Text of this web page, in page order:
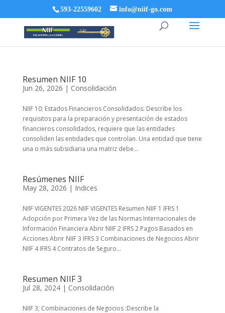
593-22559602 info@niif-go.com
Resumen NIIF 10
Jun 26, 2026 | Consolidación
NIIF 10; Estados Financieros Consolidados: Describe los
requisitos para la preparación y presentación de estados
financieros consolidados, requiere que las entidades
consoliden las entidades que controlan. Una entidad que tiene
una o más subsidiaria una matriz debe...
Resúmenes NIIF
May 28, 2026 | Indices
NIIF VIGENTES 2026 NIIF VIGENTES Resumen NIIF 1 IFRS 1
Adopción por Primera Vez de las Normas Internacionales de
Información Financiera Abrir NIIF 2 IFRS 2 Pagos Basados en
Acciones Abrir NIIF 3 IFRS 3 Combinaciones de Negocios Abrir
NIIF 4 IFRS 4 Contratos de Seguro...
Resumen NIIF 3
Jul 28, 2024| Consolidación
NIIF 3; Combinaciones de Negocios :Describe la